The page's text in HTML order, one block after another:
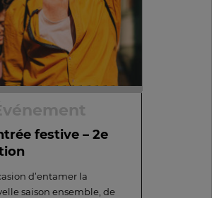
festive – 2e
d’entamer la
saison ensemble, de